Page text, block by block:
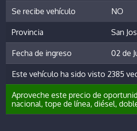
Se recibe vehículo NO
Provincia San
Fecha de ingreso 02 de
Este vehículo ha sido visto 2385
Aproveche este precio de
nacional, tope de línea, diésel,